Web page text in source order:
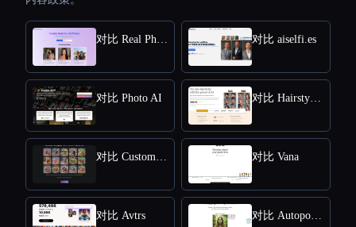
对比 Real Photo AI 对比 aiselfi.es
对比 Photo AI 对比 HairstyleAI
对比 CustomQR AI 对比 Vana
对比 Avtrs 对比 Autoportrait